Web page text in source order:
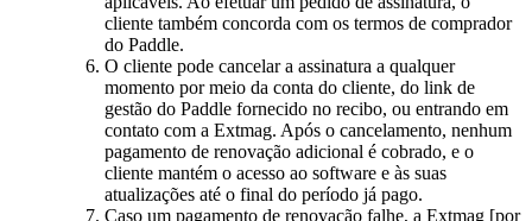
cliente também concorda com os termos de comprador
do Paddle.
O cliente pode cancelar a assinatura a qualquer
momento por meio da conta do cliente, do link de
gestão do Paddle fornecido no recibo, ou entrando em
contato com a Extmag. Após o cancelamento, nenhum
pagamento de renovação adicional é cobrado, e o
cliente mantém o acesso ao software e às suas
atualizações até o final do período já pago.
Caso um pagamento de renovação falhe, a Extmag [por